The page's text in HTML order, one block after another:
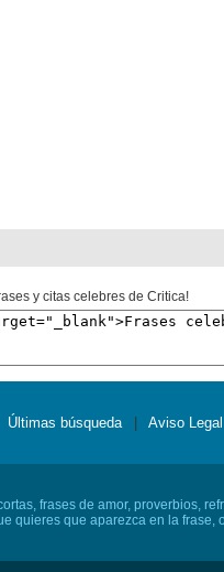
y citas celebres de Critica!
Últimas búsqueda Aviso Legal
frases de amor, proverbios,
quieres que aparezca en la frase,